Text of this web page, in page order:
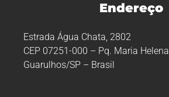
Endereço
Estrada Água Chata, 2802
CEP 07251-000 – Pq. Maria Helena
Guarulhos/SP – Brasil